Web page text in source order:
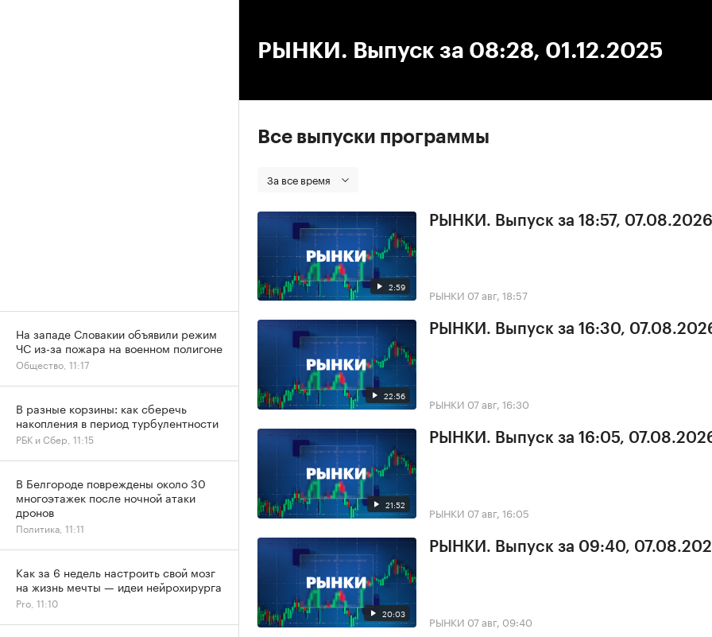
РЫНКИ. Выпуск за 08:28, 01.12.2025
Все выпуски программы
За все время
2:59
РЫНКИ. Выпуск за 18:57, 07.08.2026
РЫНКИ 07 авг, 18:57
22:56
РЫНКИ. Выпуск за 16:30,
РЫНКИ 07 авг, 16:30
21:52
РЫНКИ. Выпуск за 16:05,
РЫНКИ 07 авг, 16:05
20:03
РЫНКИ. Выпуск за 09:40,
РЫНКИ 07 авг, 09:40
На западе Словакии объявили режим
ЧС из-за пожара на военном полигоне
Общество, 11:17
В разные корзины: как сберечь
накопления в период турбулентности
РБК и Сбер, 11:15
В Белгороде повреждены около 30
многоэтажек после ночной атаки
дронов
Политика, 11:11
Как за 6 недель настроить свой мозг
на жизнь мечты — идеи нейрохирурга
Pro, 11:10